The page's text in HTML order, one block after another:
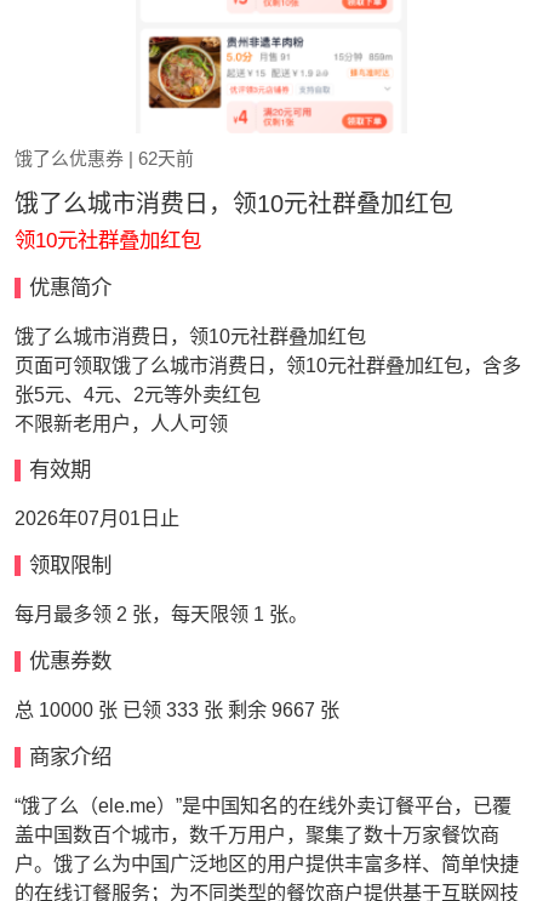
饿了么优惠券 | 62天前
饿了么城市消费日，领10元社群叠加红包
领10元社群叠加红包
优惠简介
饿了么城市消费日，领10元社群叠加红包
页面可领取饿了么城市消费日，领10元社群叠加红包，含多
张5元、4元、2元等外卖红包
不限新老用户，人人可领
有效期
2026年07月01日止
领取限制
每月最多领 2 张，每天限领 1 张。
优惠券数
总 10000 张 已领 333 张 剩余 9667 张
商家介绍
“饿了么（ele.me）”是中国知名的在线外卖订餐平台，已覆
盖中国数百个城市，数千万用户，聚集了数十万家餐饮商
户。饿了么为中国广泛地区的用户提供丰富多样、简单快捷
的在线订餐服务；为不同类型的餐饮商户提供基于互联网技